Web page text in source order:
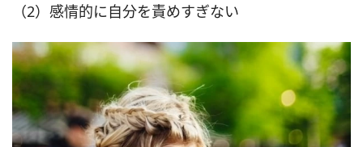
（2）感情的に自分を責めすぎない